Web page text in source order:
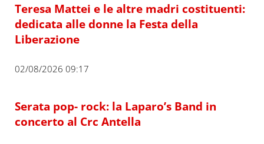
Teresa Mattei e le altre madri costituenti:
dedicata alle donne la Festa della
Liberazione
02/08/2026 09:17
Serata pop- rock: la Laparo’s Band in
concerto al Crc Antella